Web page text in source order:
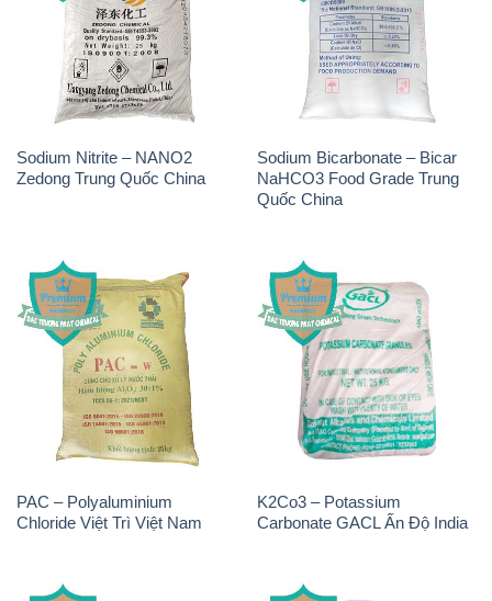
Sodium Nitrite – NANO2
Zedong Trung Quốc China
Sodium Bicarbonate – Bicar
NaHCO3 Food Grade Trung
Quốc China
PAC – Polyaluminium
Chloride Việt Trì Việt Nam
K2Co3 – Potassium
Carbonate GACL Ấn Độ India